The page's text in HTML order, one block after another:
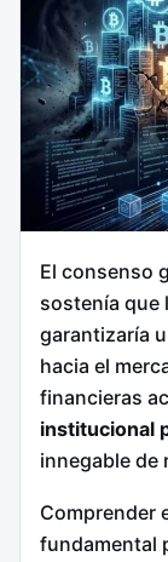
El consenso
sostenía que
garantizaría
hacia el
financieras
institucional
innegable
Comprender
fundamental